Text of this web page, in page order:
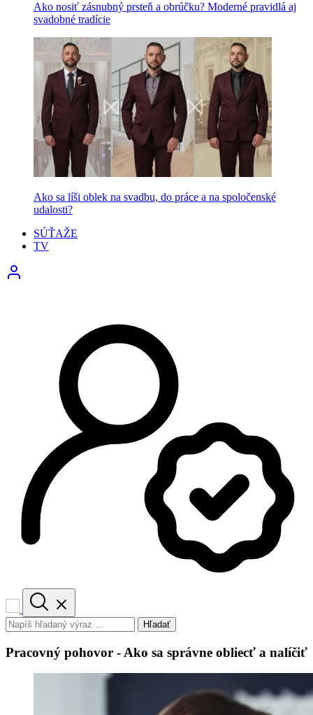
Ako nosiť zásnubný prsteň a obrúčku? Moderné pravidlá aj
svadobné tradície
Ako sa líši oblek na svadbu, do práce a na spoločenské
udalosti?
SÚŤAŽE
TV
Hľadať
Pracovný pohovor - Ako sa správne obliecť a nalíčiť